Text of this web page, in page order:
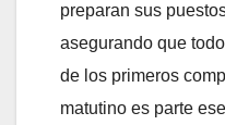
preparan sus
asegurando que
de los primeros
matutino es parte